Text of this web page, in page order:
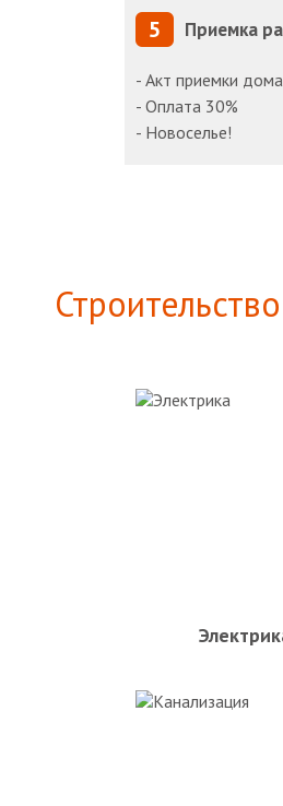
5 Приемка
- Акт приемки дома
- Оплата 30%
- Новоселье!